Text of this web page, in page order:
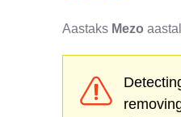
Aastaks Mezo aastal